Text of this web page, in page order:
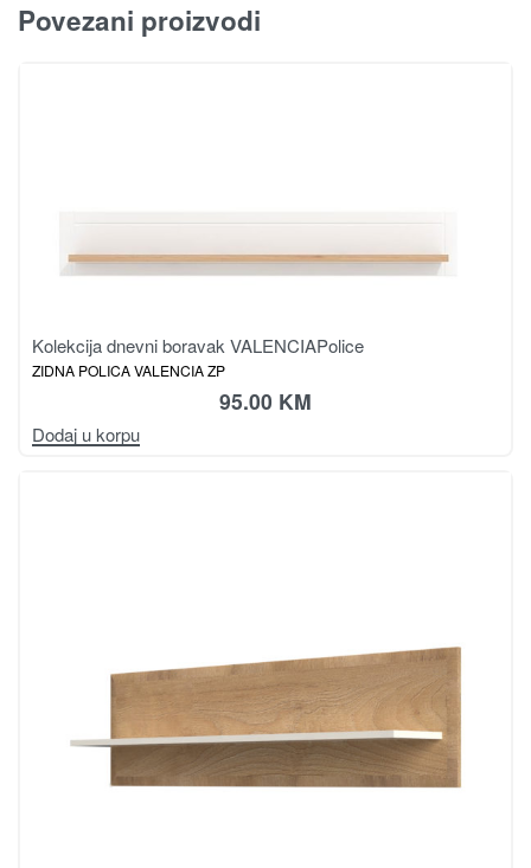
Povezani proizvodi
Kolekcija dnevni boravak VALENCIAPolice
ZIDNA POLICA VALENCIA ZP
95.00 KM
Dodaj u korpu